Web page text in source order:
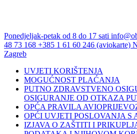
Ponedjeljak-petak od 8 do 17 sati
48 73 168 +385 1 61 60 246 (aviokarte)
Zagreb
UVJETI KORIŠTENJA
MOGUĆNOST PLAĆANJA
PUTNO ZDRAVSTVENO
OSIGURANJE OD OTKAZA
OPĆA PRAVILA
OPĆI UVJETI POSLOVANJA S
IZJAVA O ZAŠTITI I